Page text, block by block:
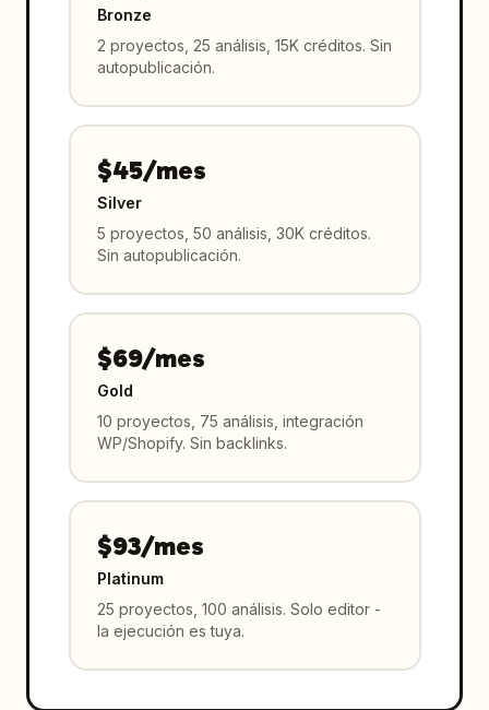
Bronze
2 proyectos, 25 análisis, 15K créditos. Sin
autopublicación.
$45/mes
Silver
5 proyectos, 50 análisis, 30K créditos.
Sin autopublicación.
$69/mes
Gold
10 proyectos, 75 análisis, integración
WP/Shopify. Sin backlinks.
$93/mes
Platinum
25 proyectos, 100 análisis. Solo editor -
la ejecución es tuya.